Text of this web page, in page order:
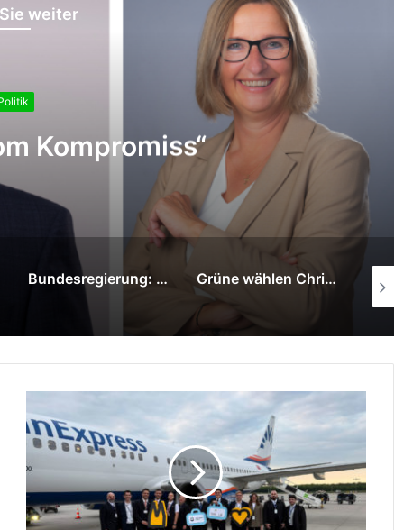
weiter
vom Glück beim Chef
pünktlich Feierabend
Grüne wählen Christian Pelikan zum Direktkandidaten für Moers/Neukirchen-Vluyn zur Landtagswahl NRW 313.516,69 Euro aus der Sportmilliarde: Bund fördert Sanierung des Vereinsgebäudes der SV Borussia Veen in Alpen.